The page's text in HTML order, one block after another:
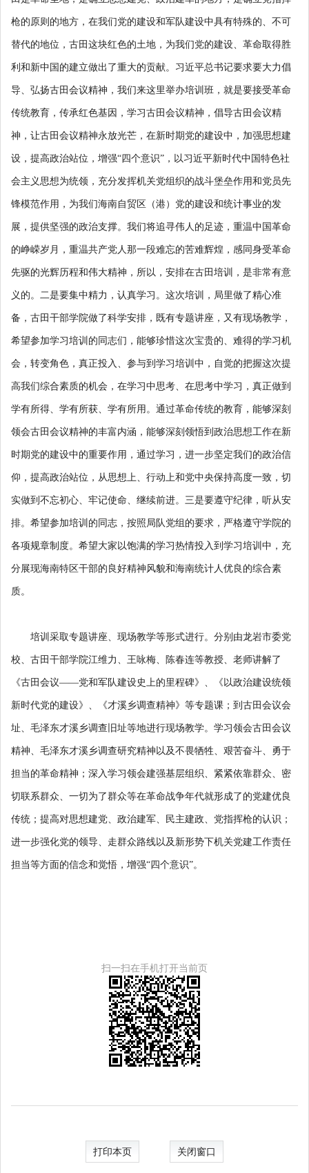
枪的原则的地方，在我们党的建设和军队建设中具有特殊的、不可
替代的地位，古田这块红色的土地，为我们党的建设、革命取得胜
利和新中国的建立做出了重大的贡献。习近平总书记要求要大力倡
导、弘扬古田会议精神，我们来这里举办培训班，就是要接受革命
传统教育，传承红色基因，学习古田会议精神，倡导古田会议精
神，让古田会议精神永放光芒，在新时期党的建设中，加强思想建
设，提高政治站位，增强“四个意识”，以习近平新时代中国特色社
会主义思想为统领，充分发挥机关党组织的战斗堡垒作用和党员先
锋模范作用，为我们海南自贸区（港）党的建设和统计事业的发
展，提供坚强的政治支撑。我们将追寻伟人的足迹，重温中国革命
的峥嵘岁月，重温共产党人那一段难忘的苦难辉煌，感同身受革命
先驱的光辉历程和伟大精神，所以，安排在古田培训，是非常有意
义的。二是要集中精力，认真学习。这次培训，局里做了精心准
备，古田干部学院做了科学安排，既有专题讲座，又有现场教学，
希望参加学习培训的同志们，能够珍惜这次宝贵的、难得的学习机
会，转变角色，真正投入、参与到学习培训中，自觉的把握这次提
高我们综合素质的机会，在学习中思考、在思考中学习，真正做到
学有所得、学有所获、学有所用。通过革命传统的教育，能够深刻
领会古田会议精神的丰富内涵，能够深刻领悟到政治思想工作在新
时期党的建设中的重要作用，通过学习，进一步坚定我们的政治信
仰，提高政治站位，从思想上、行动上和党中央保持高度一致，切
实做到不忘初心、牢记使命、继续前进。三是要遵守纪律，听从安
排。希望参加培训的同志，按照局队党组的要求，严格遵守学院的
各项规章制度。希望大家以饱满的学习热情投入到学习培训中，充
分展现海南特区干部的良好精神风貌和海南统计人优良的综合素
质。
培训采取专题讲座、现场教学等形式进行。分别由龙岩市委党
校、古田干部学院江维力、王咏梅、陈春连等教授、老师讲解了
《古田会议——党和军队建设史上的里程碑》、《以政治建设统领
新时代党的建设》、《才溪乡调查精神》等专题课；到古田会议会
址、毛泽东才溪乡调查旧址等地进行现场教学。学习领会古田会议
精神、毛泽东才溪乡调查研究精神以及不畏牺牲、艰苦奋斗、勇于
担当的革命精神；深入学习领会建强基层组织、紧紧依靠群众、密
切联系群众、一切为了群众等在革命战争年代就形成了的党建优良
传统；提高对思想建党、政治建军、民主建政、党指挥枪的认识；
进一步强化党的领导、走群众路线以及新形势下机关党建工作责任
担当等方面的信念和觉悟，增强“四个意识”。
扫一扫在手机打开当前页
打印本页 关闭窗口